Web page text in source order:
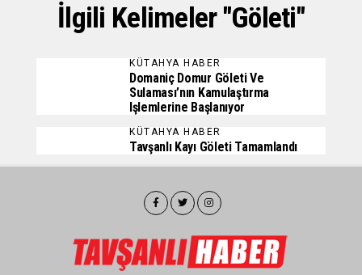
İlgili Kelimeler "Göleti"
KÜTAHYA HABER
Domaniç Domur Göleti Ve
Sulaması’nın Kamulaştırma
Işlemlerine Başlanıyor
KÜTAHYA HABER
Tavşanlı Kayı Göleti Tamamlandı